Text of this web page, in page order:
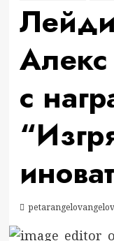
с
petarangelovangelov